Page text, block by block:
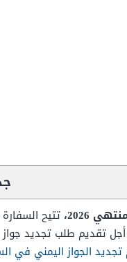
2026،
تتيح
تقديم طلب تجديد جواز
الجواز اليمني في